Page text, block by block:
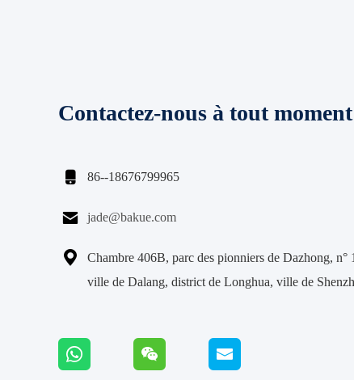
Contactez-nous à tout moment
 86--18676799965
 jade@bakue.com

Chambre 406B, parc des pionniers de Dazhong, n°
ville de Dalang, district de Longhua, ville de